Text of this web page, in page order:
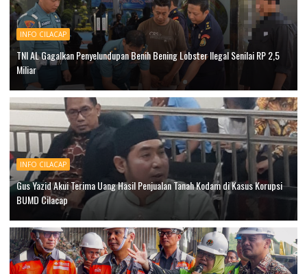
INFO CILACAP
TNI AL Gagalkan Penyelundupan Benih Bening Lobster Ilegal Senilai RP 2,5
Miliar
INFO CILACAP
Gus Yazid Akui Terima Uang Hasil Penjualan Tanah Kodam di Kasus Korupsi
BUMD Cilacap